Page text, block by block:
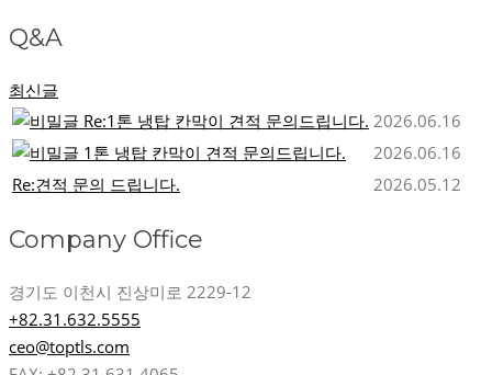
Q&A
최신글
Re:1톤 냉탑 칸막이 견적 문의드립니다. 2026.06.16
1톤 냉탑 칸막이 견적 문의드립니다.
2026.06.16
Re:견적 문의 드립니다.
2026.05.12
Company Office
경기도 이천시 진상미로 2229-12
+82.31.632.5555
ceo@toptls.com